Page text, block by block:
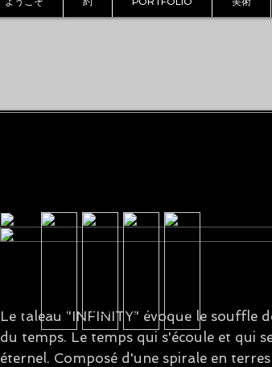
Le taleau "INFINITY" évoque le souffle
du temps. Le temps qui s'écoule et qui
éternel. Composé d'une spirale en terres